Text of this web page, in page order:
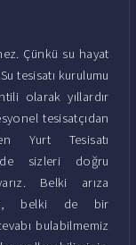
Çünkü su hayat
tesisatı kurulumu
olarak yıllardır
tesisatçıdan
Yurt Tesisatı
sizleri doğru
Belki arıza
belki de bir
bulabilmemiz